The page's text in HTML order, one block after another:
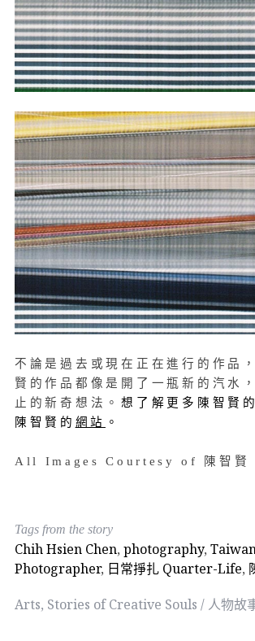
不論是過去或現在正在進行的作品
賢的作品都像是開了一瓶新的汽水
止的新奇想法。想了解更多陳智賢
陳智賢的 網站 。
All Images Courtesy of 陳智賢
Tags from the story
Chih Hsien Chen, photography,
Photographer, 日常掙扎 Quarter-Life,
Arts, Stories of Creative Souls / 人物故